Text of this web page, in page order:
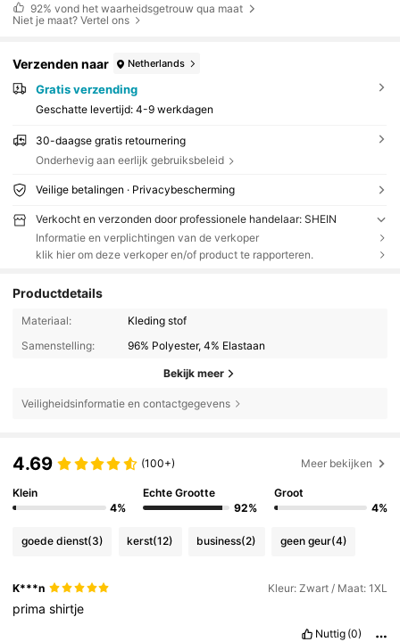
92% vond het waarheidsgetrouw qua maat
Niet je maat? Vertel ons
Verzenden naar Netherlands
Gratis verzending
Geschatte levertijd: 4-9 werkdagen
30-daagse gratis retournering
Onderhevig aan eerlijk gebruiksbeleid
Veilige betalingen · Privacybescherming
Verkocht en verzonden door professionele handelaar: SHEIN
Informatie en verplichtingen van de verkoper
klik hier om deze verkoper en/of product te rapporteren.
Productdetails
Materiaal:
Kleding stof
Samenstelling:
96% Polyester, 4% Elastaan
Bekijk meer
Veiligheidsinformatie en contactgegevens
4.69 (100+) Meer bekijken
Klein
4%
Echte Grootte
92%
Groot
4%
goede dienst(3) kerst(12) business(2) geen geur(4)
K***n Kleur: Zwart / Maat: 1XL
primashirtje
Nuttig (0)